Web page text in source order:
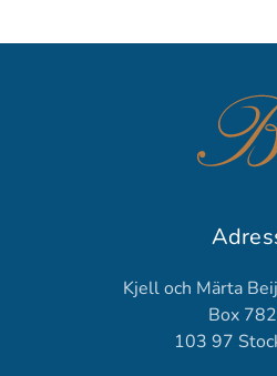
Kjell och Märta
Box
103 97